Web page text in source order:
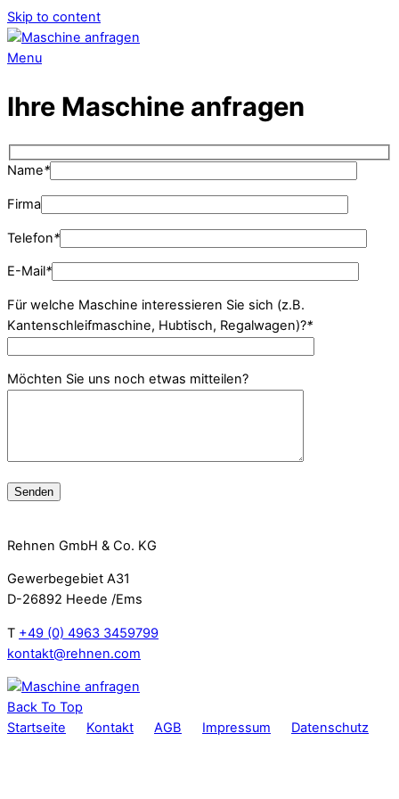
Skip to content
Menu
Ihre Maschine anfragen
Name*
Firma
Telefon*
E-Mail*
Für welche Maschine interessieren Sie sich (z.B.
Kantenschleifmaschine, Hubtisch, Regalwagen)?*
Möchten Sie uns noch etwas mitteilen?
Rehnen GmbH & Co. KG
Gewerbegebiet A31
D-26892 Heede /Ems
T +49 (0) 4963 3459799
kontakt@rehnen.com
Back To Top
Startseite
Kontakt AGB Impressum Datenschutz